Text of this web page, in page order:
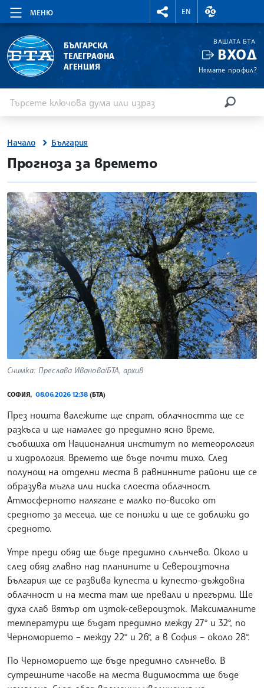
МЕНЮ
RIGHTMENU.SOCIAL
EN
ВАЛУТНИ
БЪЛГАРСКА
ТЕЛЕГРАФНА
АГЕНЦИЯ
ВАШАТА БТА
ВХОД
Нямате профил?
Начало България
site.bta
Прогноза за времето
Снимка: Преслава Иванова/БТА, архив
СОФИЯ, 08.06.2026 12:38 (БТА)
През нощта валежите ще спрат, облачността ще се
разкъса и ще намалее до предимно ясно време,
съобщиха от Националния институт по метеорология
и хидрология. Времето ще бъде почти тихо. След
полунощ на отделни места в равнинните райони ще се
образува мъгла или ниска слоеста облачност.
Атмосферното налягане е малко по-високо от
средното за месеца, ще се понижи и ще се доближи до
средното.
Утре преди обяд ще бъде предимно слънчево. Около и
след обяд главно над планините и Североизточна
България ще се развива купеста и купесто-дъждовна
облачност и на места там ще превали и прегърми. Ще
духа слаб вятър от изток-североизток. Максималните
температури ще бъдат предимно между 27° и 32°, по
Черноморието – между 22° и 26°, а в София – около 28°.
По Черноморието ще бъде предимно слънчево. В
сутрешните часове на места видимостта ще бъде